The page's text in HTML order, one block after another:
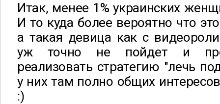
Итак, менее 1% украинских
И то куда более вероятно что
а такая девица как с
уж точно не пойдет и
реализовать стратегию "лечь
у них там полно общих
:)